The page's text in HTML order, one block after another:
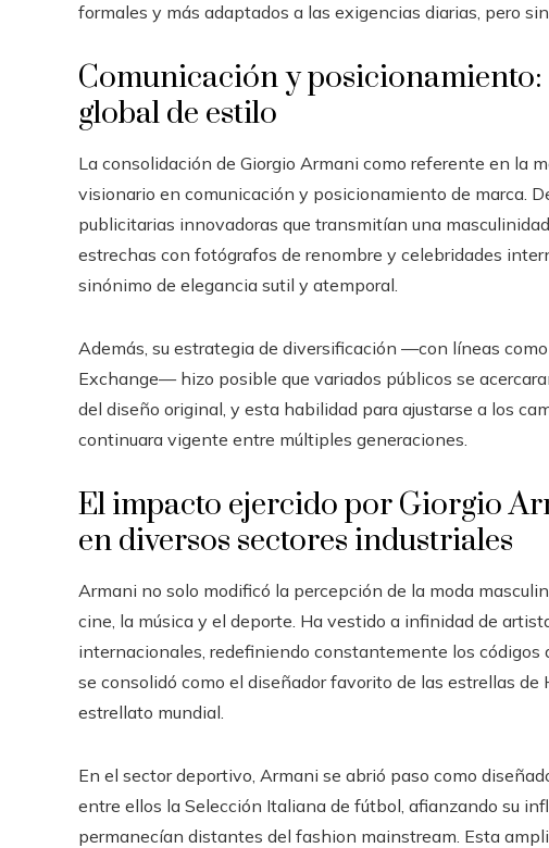
formales y más adaptados a las exigencias diarias, pero
Comunicación y
global de estilo
La consolidación de Giorgio Armani como referente en la
visionario en comunicación y posicionamiento de marca.
publicitarias innovadoras que transmitían una
estrechas con fotógrafos de renombre y celebridades
sinónimo de elegancia sutil y atemporal.
Además, su estrategia de diversificación —con líneas
Exchange— hizo posible que variados públicos se
del diseño original, y esta habilidad para ajustarse a los
continuara vigente entre múltiples generaciones.
El impacto ejercido por Giorgio
en diversos sectores industriales
Armani no solo modificó la percepción de la moda
cine, la música y el deporte. Ha vestido a infinidad de
internacionales, redefiniendo constantemente los códigos
se consolidó como el diseñador favorito de las estrellas
estrellato mundial.
En el sector deportivo, Armani se abrió paso como
entre ellos la Selección Italiana de fútbol, afianzando su
permanecían distantes del fashion mainstream. Esta